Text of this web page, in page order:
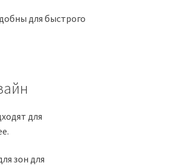
для быстрого
для
зон для